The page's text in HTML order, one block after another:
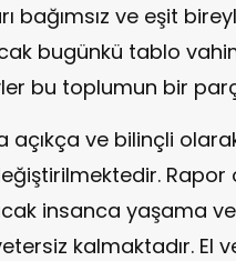
bağımsız ve eşit
bugünkü tablo
bu toplumun bir
ve bilinçli
Rapor
insanca yaşama
kalmaktadır. El